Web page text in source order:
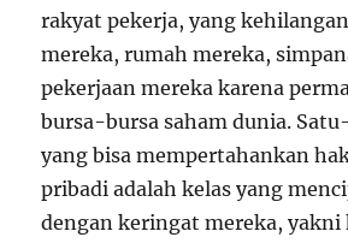
rakyat pekerja, yang
mereka, rumah mereka,
pekerjaan mereka karena
bursa-bursa saham dunia.
yang bisa mempertahankan
pribadi adalah kelas yang
dengan keringat mereka, yakni